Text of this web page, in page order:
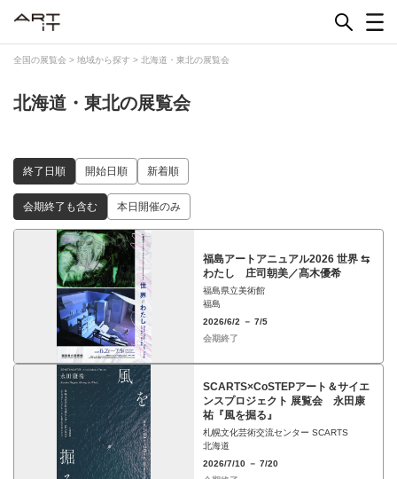
全国の展覧会 > 地域から探す > 北海道・東北の展覧会
北海道・東北の展覧会
終了日順 開始日順 新着順
会期終了も含む 本日開催のみ
福島アートアニュアル2026 世界 ⇆
わたし 庄司朝美／髙木優希
福島県立美術館
福島
2026/6/2 － 7/5
会期終了
SCARTS×CoSTEPアート＆サイエ
ンスプロジェクト 展覧会 永田康
祐『風を掘る』
札幌文化芸術交流センター SCARTS
北海道
2026/7/10 － 7/20